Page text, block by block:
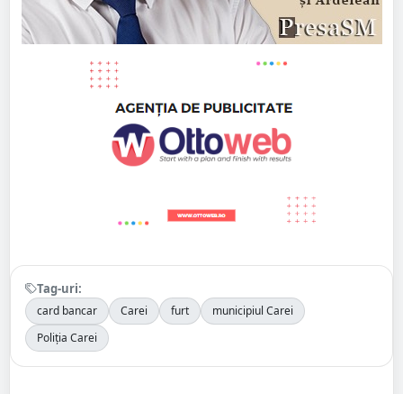
Tag-uri:
card bancar Carei furt
municipiul Carei
Poliția Carei